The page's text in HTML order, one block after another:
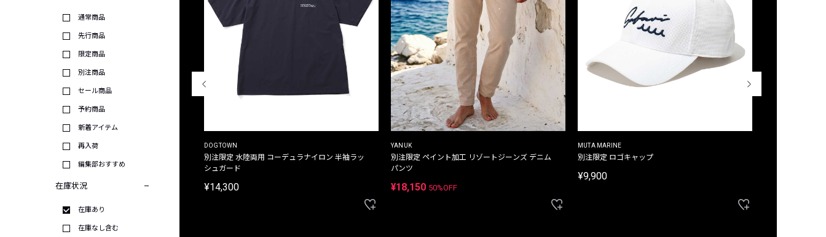
通常商品
先行商品
限定商品
別注商品
セール商品
予約商品
新着アイテム
再入荷
編集部おすすめ
在庫状況
在庫あり
在庫なし含む
THE DUFFER OF ST.GEORGE
プリントTシャツ
DOGTOWN
別注限定 水陸両用 コーデュラナイロン 半袖ラッ
シュガード
¥14,300
YANUK
別注限定 ペイント加工 リゾートジーンズ デニム
パンツ
¥18,150 50%OFF
MUTA MARINE
別注限定 ロゴキャップ
¥9,900